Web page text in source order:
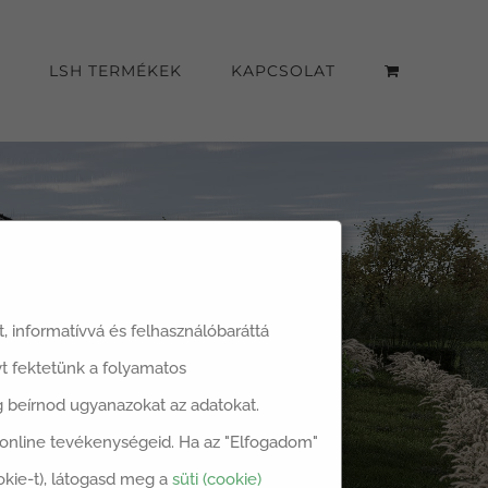
informatívvá és felhasználóbaráttá
fektetünk a folyamatos
ugyanazokat az adatokat.
tevékenységeid. Ha az "Elfogadom"
t), látogasd meg asüti (cookie)
LSH TERMÉKEK KAPCSOLAT